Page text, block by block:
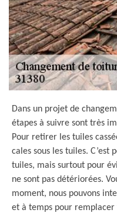
Dans un projet de
étapes à suivre sont très
Pour retirer les tuiles
cales sous les tuiles. C’est
tuiles, mais surtout pour
ne sont pas détériorées.
moment, nous pouvons
et à temps pour remplacer